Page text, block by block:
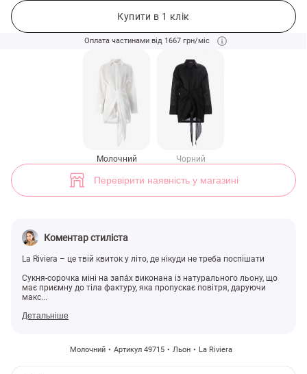
Купити в 1 клік
Оплата частинами від 1667 грн/міс
Молочний Чорний
Перевірити наявність у магазині
Коментар стиліста
La Riviera – це твій квиток у літо, де нікуди не треба поспішати
Сукня-сорочка міні на запа́х виконана із натурального льону, що
має приємну до тіла фактуру, яка пропускає повітря, даруючи
макс...
Детальніше
Молочний Артикул 49715 Льон La Riviera
Молочна сукня-сорочка міні з натурального льону (арт. 49715) ♡